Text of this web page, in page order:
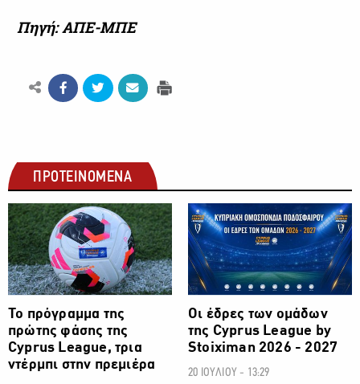
Πηγή: ΑΠΕ-ΜΠΕ
ΠΡΟΤΕΙΝΟΜΕΝΑ
ΠΟΔΟΣΦΑΙΡΟ
Το πρόγραμμα της
πρώτης φάσης της
Cyprus League, τρια
ντέρμπι στην πρεμιέρα
ΠΟΔΟΣΦΑΙΡΟ
Οι έδρες των ομάδων
της Cyprus League by
Stoiximan 2026 - 2027
20 ΙΟΥΛΙΟΥ - 13:29